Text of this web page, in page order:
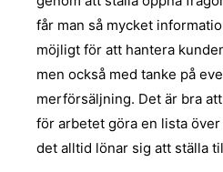
får man så mycket
möjligt för att hantera
men också med tanke på
merförsäljning. Det är bra
för arbetet göra en lista
det alltid lönar sig att ställa